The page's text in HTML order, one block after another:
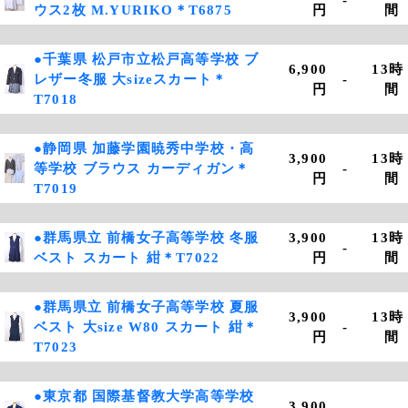
ウス2枚 M.YURIKO＊T6875 円 間
●千葉県 松戸市立松戸高等学校 ブ
レザー冬服 大sizeスカート＊
T7018
6,900
円
-
13時
間
●静岡県 加藤学園暁秀中学校・高
等学校 ブラウス カーディガン＊
T7019
3,900
円
-
13時
間
●群馬県立 前橋女子高等学校 冬服
ベスト スカート 紺＊T7022
3,900
円
-
13時
間
●群馬県立 前橋女子高等学校 夏服
ベスト 大size W80 スカート 紺＊
T7023
3,900
円
-
13時
間
●東京都 国際基督教大学高等学校